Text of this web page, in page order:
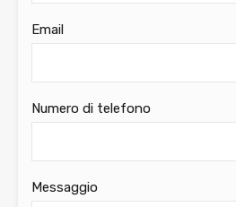
Email
Numero di telefono
Messaggio